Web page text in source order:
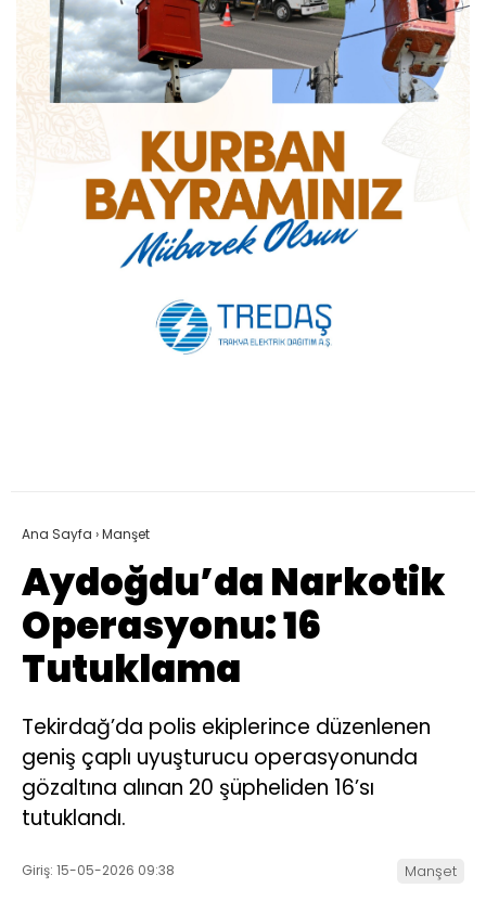
Ana Sayfa ›Manşet
Aydoğdu’da Narkotik
Operasyonu: 16
Tutuklama
Tekirdağ’da polis ekiplerince düzenlenen
geniş çaplı uyuşturucu operasyonunda
gözaltına alınan 20 şüpheliden 16’sı
tutuklandı.
Giriş: 15-05-2026 09:38 Manşet